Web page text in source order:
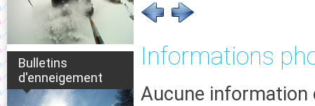
Bulletins
d'enneigement
Informations
Aucune information